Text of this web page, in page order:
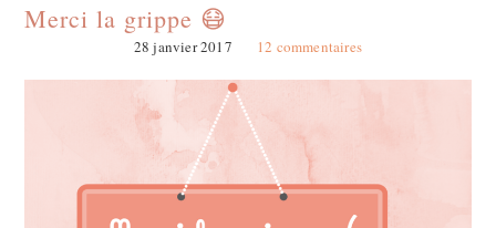
Merci la grippe 😷
28 janvier 2017 12 commentaires